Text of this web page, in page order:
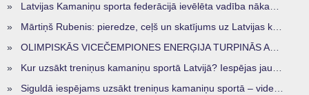
» Latvijas Kamaniņu sporta federācijā ievēlēta vadība nākamajam četru gadu termiņam
» Mārtiņš Rubenis: pieredze, ceļš un skatījums uz Latvijas kamaniņu sportu
» OLIMPISKĀS VICEČEMPIONES ENERĢIJA TURPINĀS ARĪ STARPSEZONĀ
» Kur uzsākt treniņus kamaniņu sportā Latvijā? Iespējas jaunajiem sportistiem visos reģionos
» Siguldā iespējams uzsākt treniņus kamaniņu sportā – vide, kur veidojas nākamā sportistu paaudze